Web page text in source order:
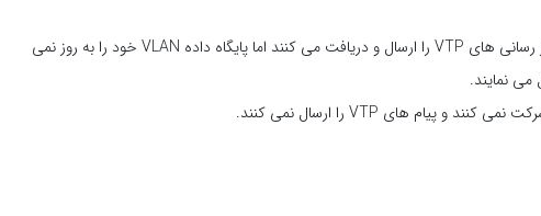
سوئیچ ها در حالت VTP Transparent به روز رسانی های VTP را ارسال و دریافت می کنند اما پایگاه داده VLAN خود را به روز نمی